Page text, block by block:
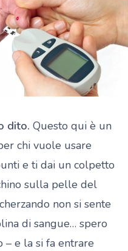
dito. Questo qui è un
chi vuole usare
e ti dai un colpetto
sulla pelle del
non si sente
di sangue… spero
– e la si fa entrare